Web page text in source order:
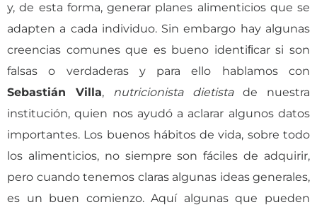
y, de esta forma, generar planes alimenticios que se
adapten a cada individuo. Sin embargo hay algunas
creencias comunes que es bueno identiﬁcar si son
falsas o verdaderas y para ello hablamos con
Sebastián Villa, nutricionista dietistade nuestra
institución, quien nos ayudó a aclarar algunos datos
importantes. Los buenos hábitos de vida, sobre todo
los alimenticios, no siempre son fáciles de adquirir,
pero cuando tenemos claras algunas ideas generales,
es un buen comienzo. Aquí algunas que pueden